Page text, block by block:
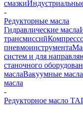
смазки
-
Редукторные масла
Гидравлические масла
трансмиссий
пневмоинструмента
систем и для
станочного
маслаВакуумные масла
масла
-
Редукторное масло